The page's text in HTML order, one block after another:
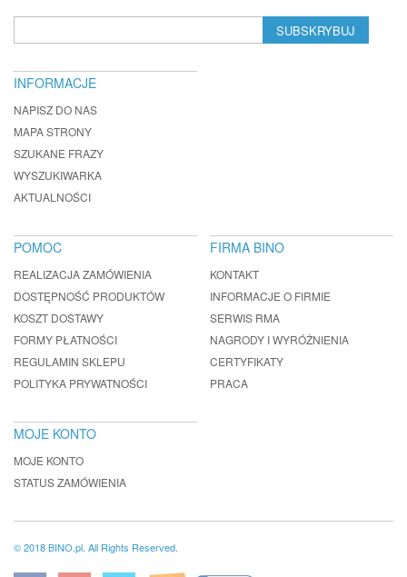
SUBSKRYBUJ
INFORMACJE
NAPISZ DO NAS
MAPA STRONY
SZUKANE FRAZY
WYSZUKIWARKA
AKTUALNOŚCI
POMOC
REALIZACJA ZAMÓWIENIA
DOSTĘPNOŚĆ PRODUKTÓW
KOSZT DOSTAWY
FORMY PŁATNOŚCI
REGULAMIN SKLEPU
POLITYKA PRYWATNOŚCI
FIRMA BINO
KONTAKT
INFORMACJE O FIRMIE
SERWIS RMA
NAGRODY I WYRÓŻNIENIA
CERTYFIKATY
PRACA
MOJE KONTO
MOJE KONTO
STATUS ZAMÓWIENIA
© 2018 BINO.pl. All Rights Reserved.